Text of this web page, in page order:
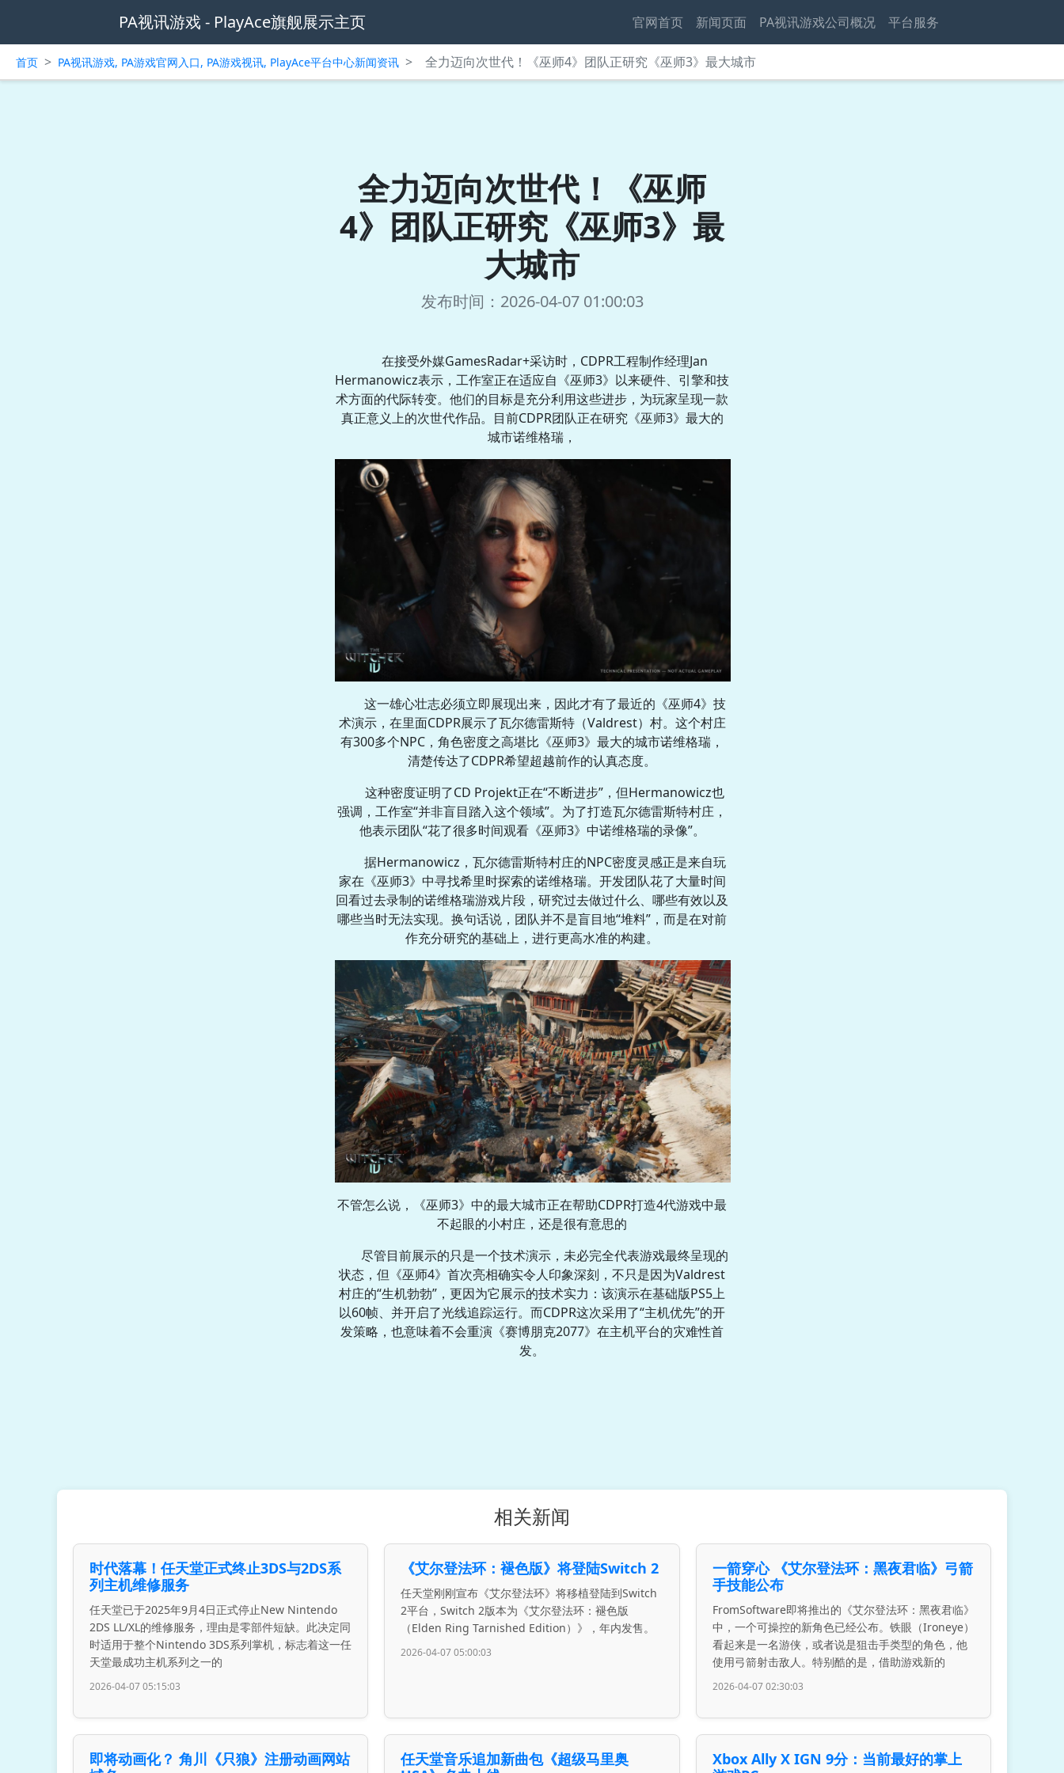
PA视讯游戏 - PlayAce旗舰展示主页 官网首页 新闻页面 PA视讯游戏公司概况 平台服务
首页 > PA视讯游戏, PA游戏官网入口, PA游戏视讯, PlayAce平台中心新闻资讯 > 全力迈向次世代！《巫师4》团队正研究《巫师3》最大城市
全力迈向次世代！《巫师
4》团队正研究《巫师3》最
大城市
发布时间：2026-04-07 01:00:03
在接受外媒GamesRadar+采访时，CDPR工程制作经理Jan
Hermanowicz表示，工作室正在适应自《巫师3》以来硬件、引擎和技
术方面的代际转变。他们的目标是充分利用这些进步，为玩家呈现一款
真正意义上的次世代作品。目前CDPR团队正在研究《巫师3》最大的
城市诺维格瑞，
这一雄心壮志必须立即展现出来，因此才有了最近的《巫师4》技
术演示，在里面CDPR展示了瓦尔德雷斯特（Valdrest）村。这个村庄
有300多个NPC，角色密度之高堪比《巫师3》最大的城市诺维格瑞，
清楚传达了CDPR希望超越前作的认真态度。
这种密度证明了CD Projekt正在“不断进步”，但Hermanowicz也
强调，工作室“并非盲目踏入这个领域”。为了打造瓦尔德雷斯特村庄，
他表示团队“花了很多时间观看《巫师3》中诺维格瑞的录像”。
据Hermanowicz，瓦尔德雷斯特村庄的NPC密度灵感正是来自玩
家在《巫师3》中寻找希里时探索的诺维格瑞。开发团队花了大量时间
回看过去录制的诺维格瑞游戏片段，研究过去做过什么、哪些有效以及
哪些当时无法实现。换句话说，团队并不是盲目地“堆料”，而是在对前
作充分研究的基础上，进行更高水准的构建。
不管怎么说，《巫师3》中的最大城市正在帮助CDPR打造4代游戏中最
不起眼的小村庄，还是很有意思的
尽管目前展示的只是一个技术演示，未必完全代表游戏最终呈现的
状态，但《巫师4》首次亮相确实令人印象深刻，不只是因为Valdrest
村庄的“生机勃勃”，更因为它展示的技术实力：该演示在基础版PS5上
以60帧、并开启了光线追踪运行。而CDPR这次采用了“主机优先”的开
发策略，也意味着不会重演《赛博朋克2077》在主机平台的灾难性首
发。
相关新闻
时代落幕！任天堂正式终止3DS与2DS系
列主机维修服务
任天堂已于2025年9月4日正式停止New Nintendo
2DS LL/XL的维修服务，理由是零部件短缺。此决定同
时适用于整个Nintendo 3DS系列掌机，标志着这一任
天堂最成功主机系列之一的
2026-04-07 05:15:03
《艾尔登法环：褪色版》将登陆Switch 2
任天堂刚刚宣布《艾尔登法环》将移植登陆到Switch
2平台，Switch 2版本为《艾尔登法环：褪色版
（Elden Ring Tarnished Edition）》，年内发售。
2026-04-07 05:00:03
一箭穿心 《艾尔登法环：黑夜君临》弓箭
手技能公布
FromSoftware即将推出的《艾尔登法环：黑夜君临》
中，一个可操控的新角色已经公布。铁眼（Ironeye）
看起来是一名游侠，或者说是狙击手类型的角色，他
使用弓箭射击敌人。特别酷的是，借助游戏新的
2026-04-07 02:30:03
即将动画化？ 角川《只狼》注册动画网站
任天堂音乐追加新曲包《超级马里奥
Xbox Ally X IGN 9分：当前最好的掌上